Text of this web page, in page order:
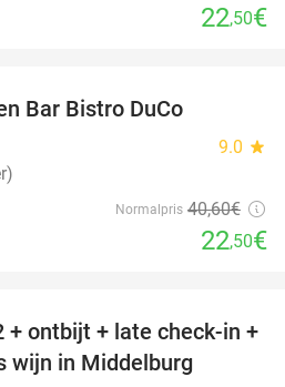
22,50€
Bar Bistro DuCo
9.0 star
Normalpris 40,60€
22,50€
52%
+ ontbijt + late check-in +
wijn in Middelburg